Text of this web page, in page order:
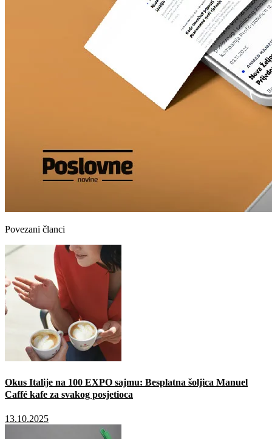
Povezani članci
Okus Italije na 100 EXPO sajmu: Besplatna šoljica Manuel
Caffé kafe za svakog posjetioca
13.10.2025